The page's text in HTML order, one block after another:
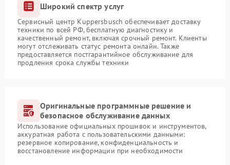
Широкий спектр услуг
Сервисный центр Kuppersbusch обеспечивает доставку
техники по всей РФ, бесплатную диагностику и
качественный ремонт, включая срочный ремонт. Клиенты
могут отслеживать статус ремонта онлайн. Также
предоставляется постгарантийное обслуживание для
продления срока службы техники
Оригинальные программные решение и
безопасное обслуживание данных
Использование официальных прошивок и инструментов,
аккуратная работа с пользовательскими данными:
резервное копирование, конфиденциальность и
восстановление информации при необходимости